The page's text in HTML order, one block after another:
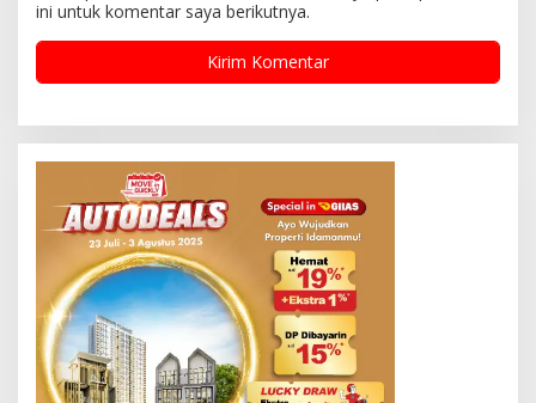
ini untuk komentar saya berikutnya.